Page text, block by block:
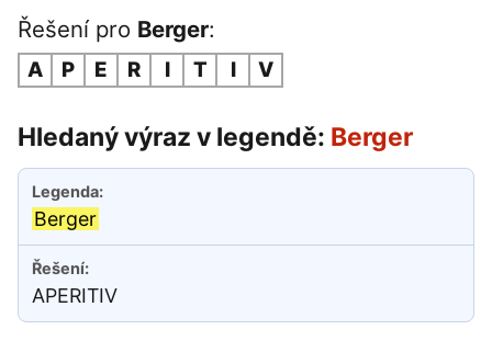
Řešení pro Berger:
A P E R I T I V
Hledaný výraz v legendě: Berger
Berger
APERITIV